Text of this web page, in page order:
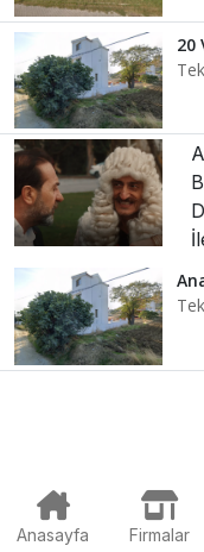
20
Anasayfa Firmalar